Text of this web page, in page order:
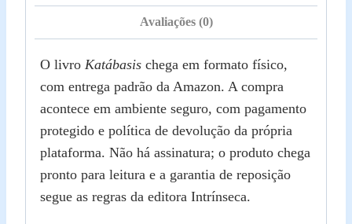
Avaliações (0)
O livro Katábasis chega em formato físico,
com entrega padrão da Amazon. A compra
acontece em ambiente seguro, com pagamento
protegido e política de devolução da própria
plataforma. Não há assinatura; o produto chega
pronto para leitura e a garantia de reposição
segue as regras da editora Intrínseca.